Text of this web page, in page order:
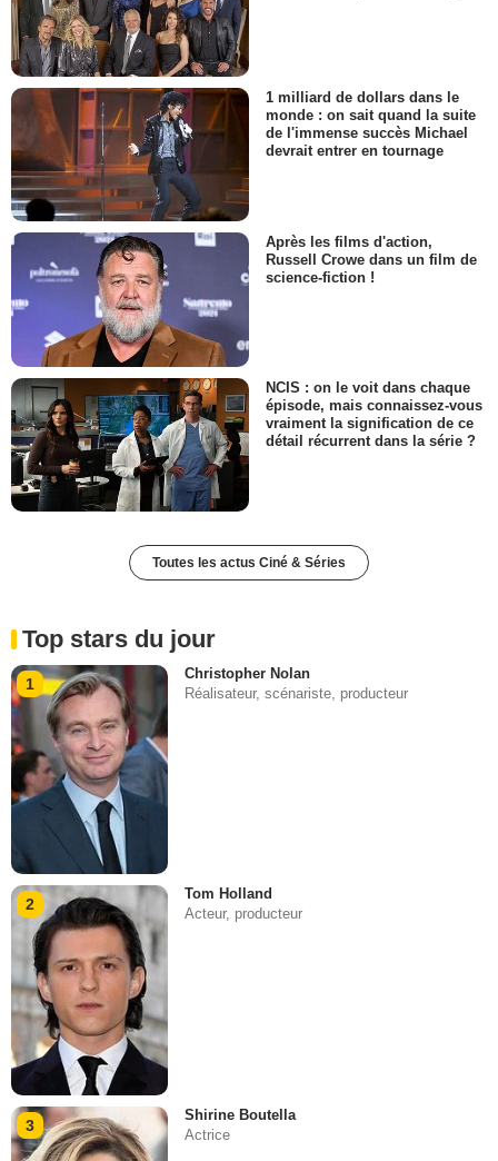
1 milliard de dollars dans le
monde : on sait quand la suite
de l'immense succès Michael
devrait entrer en tournage
Après les films d'action,
Russell Crowe dans un film de
science-fiction !
NCIS : on le voit dans chaque
épisode, mais connaissez-vous
vraiment la signification de ce
détail récurrent dans la série ?
Toutes les actus Ciné & Séries
Top stars du jour
1
Christopher Nolan
Réalisateur, scénariste, producteur
2
Tom Holland
Acteur, producteur
3
Shirine Boutella
Actrice